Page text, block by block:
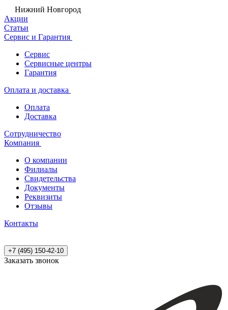
Нижний Новгород
Акции
Статьи
Сервис и Гарантия
Сервис
Сервисные центры
Гарантия
Оплата и доставка
Оплата
Доставка
Сотрудничество
Компания
О компании
Филиалы
Свидетельства
Документы
Реквизиты
Отзывы
Контакты
+7 (495) 150-42-10
Заказать звонок